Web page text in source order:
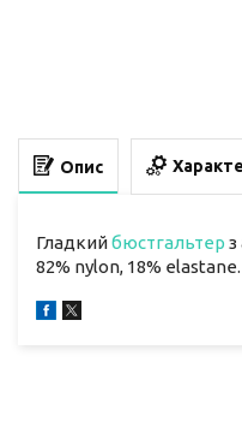
Опис
Гладкийбюстгальтер з
82% nylon, 18%